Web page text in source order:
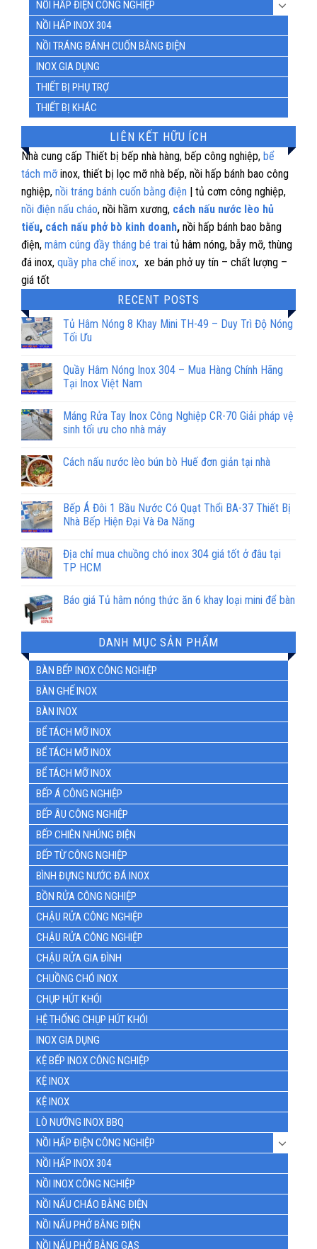
NỒI HẤP ĐIỆN CÔNG NGHIỆP
NỒI HẤP INOX 304
NỒI TRÁNG BÁNH CUỐN BẰNG ĐIỆN
INOX GIA DỤNG
THIẾT BỊ PHỤ TRỢ
THIẾT BỊ KHÁC
LIÊN KẾT HỮU ÍCH
Nhà cung cấp Thiết bị bếp nhà hàng, bếp công nghiệp, bể
tách mỡ inox, thiết bị lọc mỡ nhà bếp, nồi hấp bánh bao công
nghiệp, nồi tráng bánh cuốn bằng điện | tủ cơm công nghiệp,
nồi điện nấu cháo, nồi hầm xương, cách nấu nước lèo hủ
tiếu, cách nấu phở bò kinh doanh, nồi hấp bánh bao bằng
điện, mâm cúng đầy tháng bé trai tủ hâm nóng, bẫy mỡ, thùng
đá inox, quầy pha chế inox, xe bán phở uy tín – chất lượng –
giá tốt
RECENT POSTS
Tủ Hâm Nóng 8 Khay Mini TH-49 – Duy Trì Độ Nóng
Tối Ưu
Quầy Hâm Nóng Inox 304 – Mua Hàng Chính Hãng
Tại Inox Việt Nam
Máng Rửa Tay Inox Công Nghiệp CR-70 Giải pháp vệ
sinh tối ưu cho nhà máy
Cách nấu nước lèo bún bò Huế đơn giản tại nhà
Bếp Á Đôi 1 Bầu Nước Có Quạt Thổi BA-37 Thiết Bị
Nhà Bếp Hiện Đại Và Đa Năng
Địa chỉ mua chuồng chó inox 304 giá tốt ở đâu tại
TP HCM
Báo giá Tủ hâm nóng thức ăn 6 khay loại mini để bàn
DANH MỤC SẢN PHẨM
BÀN BẾP INOX CÔNG NGHIỆP
BÀN GHẾ INOX
BÀN INOX
BỂ TÁCH MỠ INOX
BỂ TÁCH MỠ INOX
BỂ TÁCH MỠ INOX
BẾP Á CÔNG NGHIỆP
BẾP ÂU CÔNG NGHIỆP
BẾP CHIÊN NHÚNG ĐIỆN
BẾP TỪ CÔNG NGHIỆP
BÌNH ĐỰNG NƯỚC ĐÁ INOX
BỒN RỬA CÔNG NGHIỆP
CHẬU RỬA CÔNG NGHIỆP
CHẬU RỬA CÔNG NGHIỆP
CHẬU RỬA GIA ĐÌNH
CHUỒNG CHÓ INOX
CHỤP HÚT KHÓI
HỆ THỐNG CHỤP HÚT KHÓI
INOX GIA DỤNG
KỆ BẾP INOX CÔNG NGHIỆP
KỆ INOX
KỆ INOX
LÒ NƯỚNG INOX BBQ
NỒI HẤP ĐIỆN CÔNG NGHIỆP
NỒI HẤP INOX 304
NỒI INOX CÔNG NGHIỆP
NỒI NẤU CHÁO BẰNG ĐIỆN
NỒI NẤU PHỞ BẰNG ĐIỆN
NỒI NẤU PHỞ BẰNG GAS